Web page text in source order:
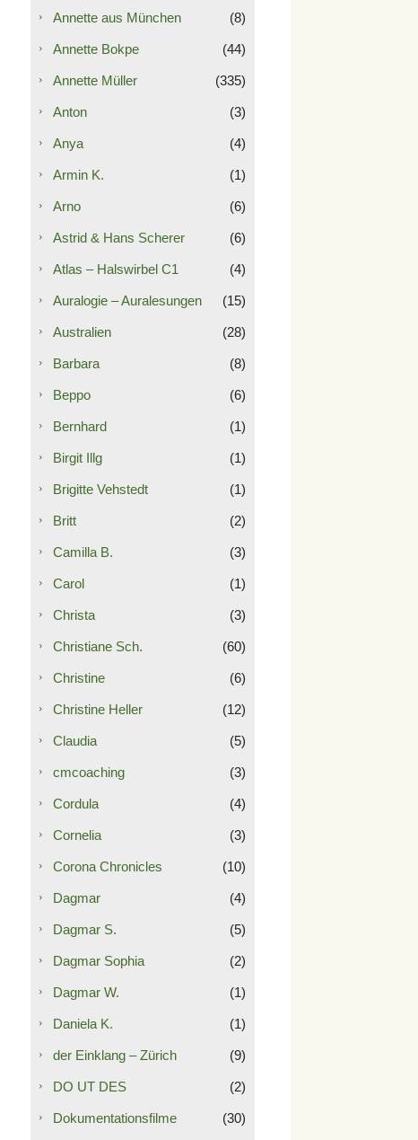
Annette aus München (8)
Annette Bokpe (44)
Annette Müller (335)
Anton (3)
Anya (4)
Armin K. (1)
Arno (6)
Astrid & Hans Scherer (6)
Atlas – Halswirbel C1 (4)
Auralogie – Auralesungen (15)
Australien (28)
Barbara (8)
Beppo (6)
Bernhard (1)
Birgit Illg (1)
Brigitte Vehstedt (1)
Britt (2)
Camilla B. (3)
Carol (1)
Christa (3)
Christiane Sch. (60)
Christine (6)
Christine Heller (12)
Claudia (5)
cmcoaching (3)
Cordula (4)
Cornelia (3)
Corona Chronicles (10)
Dagmar (4)
Dagmar S. (5)
Dagmar Sophia (2)
Dagmar W. (1)
Daniela K. (1)
der Einklang – Zürich (9)
DO UT DES (2)
Dokumentationsfilme (30)